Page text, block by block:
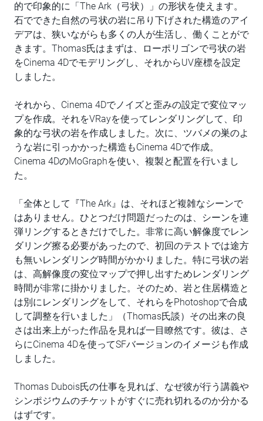
的で印象的に「The Ark（弓状）」の形状を使えます。
石でできた自然の弓状の岩に吊り下げされた構造のアイ
デアは、狭いながらも多くの人が生活し、働くことがで
きます。Thomas氏はまずは、ローポリゴンで弓状の岩
をCinema 4Dでモデリングし、それからUV座標を設定
しました。
それから、Cinema 4Dでノイズと歪みの設定で変位マッ
プを作成。それをVRayを使ってレンダリングして、印
象的な弓状の岩を作成しました。次に、ツバメの巣のよ
うな岩に引っかかった構造もCinema 4Dで作成。
Cinema 4DのMoGraphを使い、複製と配置を行いまし
た。
「全体として『The Ark』は、それほど複雑なシーンで
はありません。ひとつだけ問題だったのは、シーンを連
弾リングするときだけでした。非常に高い解像度でレン
ダリング擦る必要があったので、初回のテストでは途方
も無いレンダリング時間がかかりました。特に弓状の岩
は、高解像度の変位マップで押し出すためレンダリング
時間が非常に掛かりました。そのため、岩と住居構造と
は別にレンダリングをして、それらをPhotoshopで合成
して調整を行いました」（Thomas氏談）その出来の良
さは出来上がった作品を見れば一目瞭然です。彼は、さ
らにCinema 4Dを使ってSFバージョンのイメージも作成
しました。
Thomas Dubois氏の仕事を見れば、なぜ彼が行う講義や
シンポジウムのチケットがすぐに売れ切れるのか分かる
はずです。